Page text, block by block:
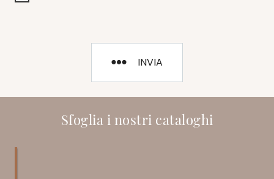
Sfoglia i nostri cataloghi
INVIA